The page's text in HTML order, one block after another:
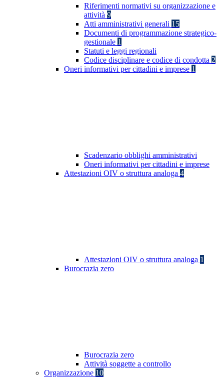
Riferimenti normativi su organizzazione e
attività 9
Atti amministrativi generali 15
Documenti di programmazione strategico-
gestionale 1
Statuti e leggi regionali
Codice disciplinare e codice di condotta 2
Oneri informativi per cittadini e imprese 1
Scadenzario obblighi amministrativi
Oneri informativi per cittadini e imprese
Attestazioni OIV o struttura analoga 4
Attestazioni OIV o struttura analoga 1
Burocrazia zero
Burocrazia zero
Attività soggette a controllo
Organizzazione 10